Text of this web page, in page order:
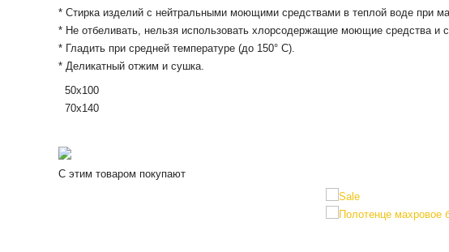
* Стирка изделий с нейтральными моющими средствами в теплой воде при
* Не отбеливать, нельзя использовать хлорсодержащие моющие средства и
* Гладить при средней температуре (до 150° С).
* Деликатный отжим и сушка.
50х100
70х140
С этим товаром покупают